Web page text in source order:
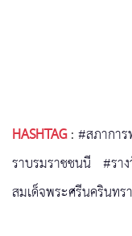
HASHTAG:#สภากา
ราบรมราชชนนี #รา
สมเด็จพระศรีนครินท